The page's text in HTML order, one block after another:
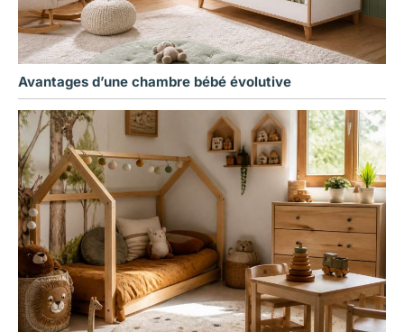
Avantages d’une chambre bébé évolutive